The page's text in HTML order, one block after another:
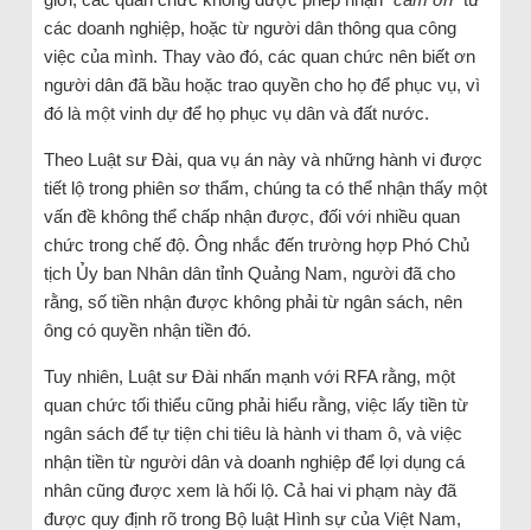
các doanh nghiệp, hoặc từ người dân thông qua công
việc của mình. Thay vào đó, các quan chức nên biết ơn
người dân đã bầu hoặc trao quyền cho họ để phục vụ, vì
đó là một vinh dự để họ phục vụ dân và đất nước.
Theo Luật sư Đài, qua vụ án này và những hành vi được
tiết lộ trong phiên sơ thẩm, chúng ta có thể nhận thấy một
vấn đề không thể chấp nhận được, đối với nhiều quan
chức trong chế độ. Ông nhắc đến trường hợp Phó Chủ
tịch Ủy ban Nhân dân tỉnh Quảng Nam, người đã cho
rằng, số tiền nhận được không phải từ ngân sách, nên
ông có quyền nhận tiền đó.
Tuy nhiên, Luật sư Đài nhấn mạnh với RFA rằng, một
quan chức tối thiểu cũng phải hiểu rằng, việc lấy tiền từ
ngân sách để tự tiện chi tiêu là hành vi tham ô, và việc
nhận tiền từ người dân và doanh nghiệp để lợi dụng cá
nhân cũng được xem là hối lộ. Cả hai vi phạm này đã
được quy định rõ trong Bộ luật Hình sự của Việt Nam,